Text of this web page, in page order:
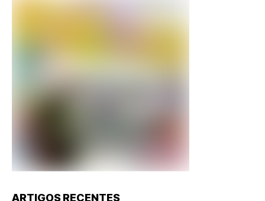
ARTIGOS RECENTES